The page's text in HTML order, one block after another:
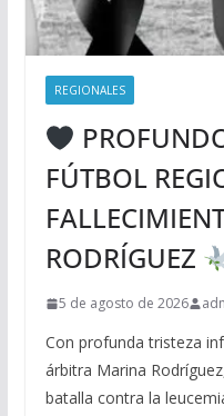
REGIONALES
FÚTBOL
RODRÍGUEZ
5 de agosto de 2026
Con profunda tristeza
árbitra Marina
batalla contra la